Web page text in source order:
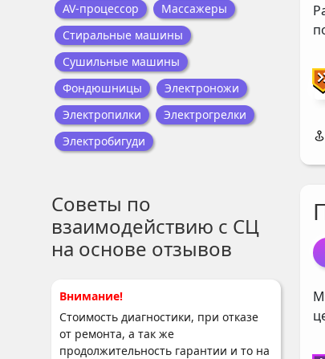
AV-процессор
Массажеры
Стиральные машины
Сушильные машины
Фондюшницы
Электроножи
Электропилки
Электрогрелки
Электробигуди
Советы по
взаимодействию с СЦ
на основе отзывов
Внимание!
Стоимость диагностики, при отказе
от ремонта, а так же
продолжительность гарантии и то на